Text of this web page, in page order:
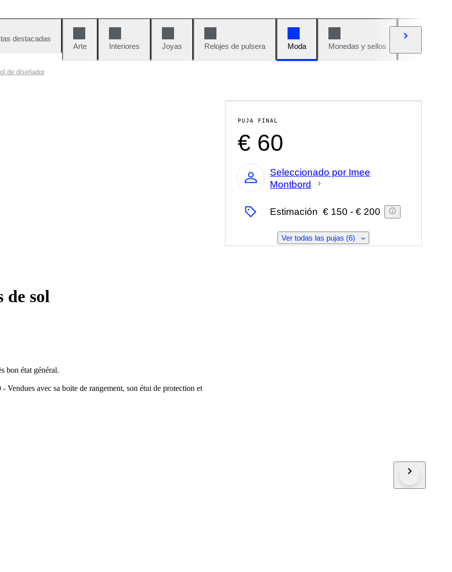
destacadas
Arte
Interiores Joyas Relojes de pulsera Moda Monedas y sellos
de diseñador
de sol
bon état général.
avec sa boite de rangement, son étui de protection et
cm - Longueur des branches 12,5 cm.
et ne gênant pas la vision.
PUJA FINAL
€ 60
Experto
Seleccionado por Imee
Montbord
Estimación € 150 - € 200
Ver todas las pujas (6)